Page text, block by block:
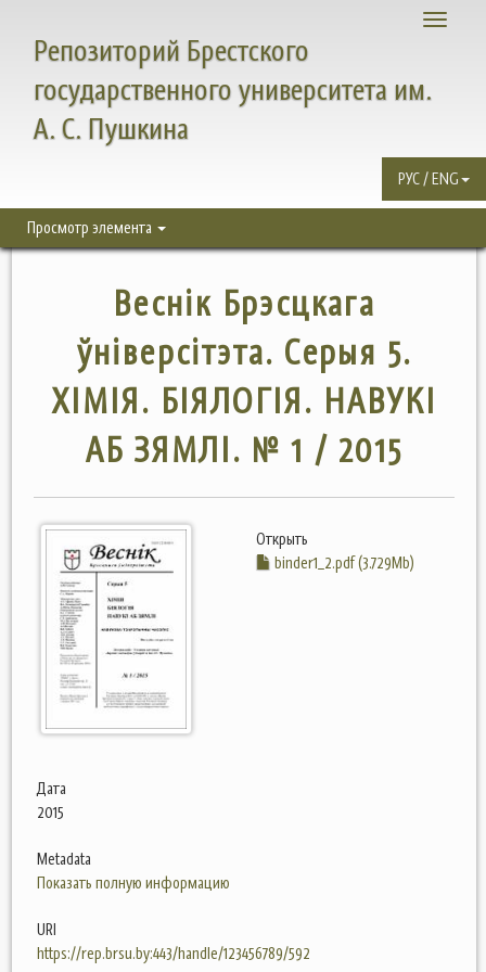
Toggle
Репозиторий Брестского
государственного университета им.
А. С. Пушкина
РУС / ENG
Просмотр элемента
Веснiк Брэсцкага
ўнiверсiтэта. Серыя 5.
ХІМІЯ. БІЯЛОГІЯ. НАВУКІ
АБ ЗЯМЛІ. № 1 / 2015
Открыть
binder1_2.pdf (3.729Mb)
Дата
2015
Metadata
Показать полную информацию
URI
https://rep.brsu.by:443/handle/123456789/592